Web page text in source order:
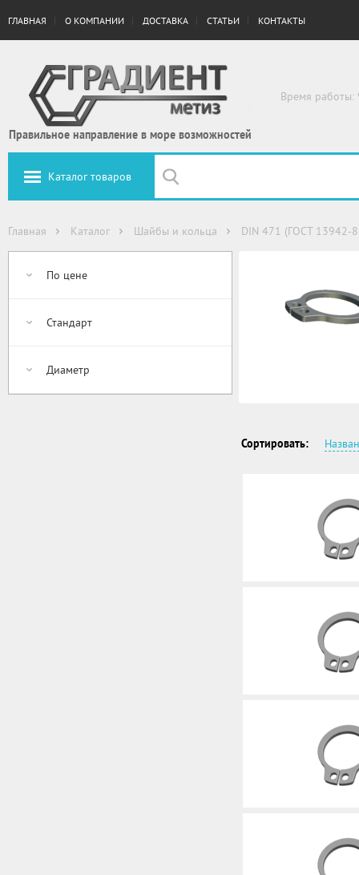
ГЛАВНАЯ О КОМПАНИИ ДОСТАВКА СТАТЬИ КОНТАКТЫ
Правильное направление в море возможностей
Время работы:
Каталог товаров
Главная Каталог Шайбы и кольца DIN 471 (ГОСТ 13942-
По цене
Стандарт
Диаметр
Сортировать: